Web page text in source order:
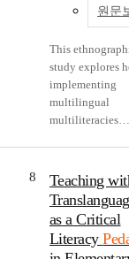
examined the
which principals
received
development on
culturally
pedagogy from
supervisors and
their teachers in
development
culturally
pedagogy.This
grounded
targeted New
원문
This
study explores
implementing
multilingual
multiliteracies
language space
impact the
and learning
of teachers and
in K-2 Spanish/
8
Teaching
as a Critical
Literacy